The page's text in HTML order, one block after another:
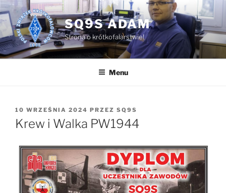
Przejdź
do
treści
SQ9S ADAM
Strona o krótkofalarstwie!
Menu
OPUBLIKOWANE
W
10 WRZEŚNIA 2024 PRZEZ SQ9S
Krew i Walka PW1944